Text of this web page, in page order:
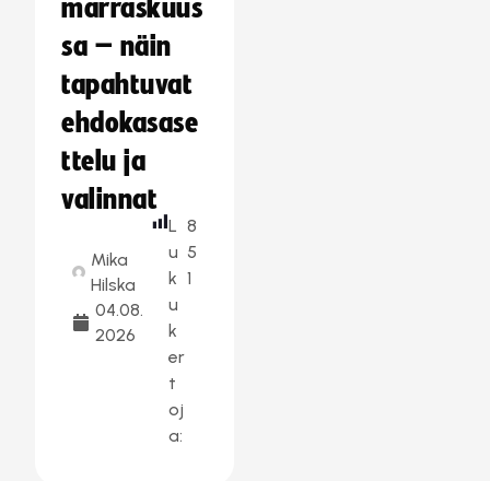
marraskuus
sa – näin
tapahtuvat
ehdokasase
ttelu ja
valinnat
Mika
Hilska
04.08.
2026
L
u
k
u
k
er
t
oj
a:
8
5
1